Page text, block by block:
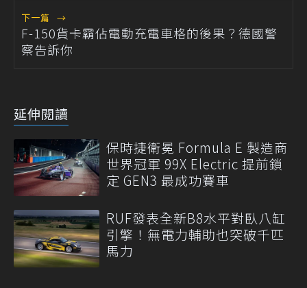
下一篇 →
F-150貨卡霸佔電動充電車格的後果？德國警
察告訴你
延伸閱讀
保時捷衛冕 Formula E 製造商
世界冠軍 99X Electric 提前鎖
定 GEN3 最成功賽車
RUF發表全新B8水平對臥八缸
引擎！無電力輔助也突破千匹
馬力